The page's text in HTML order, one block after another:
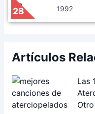
28
1992
Artículos
Las
Otro